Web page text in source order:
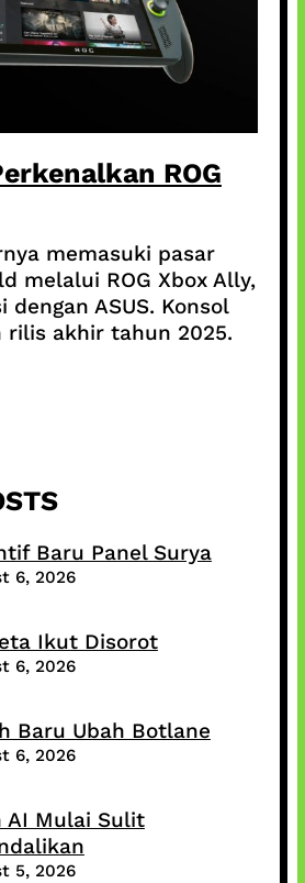
ROG
memasuki pasar
melalui ROG Xbox Ally,
dengan ASUS. Konsol
rilis akhir tahun 2025.
Baru Panel Surya
6, 2026
Ikut Disorot
6, 2026
Baru Ubah Botlane
6, 2026
AI Mulai Sulit
5, 2026